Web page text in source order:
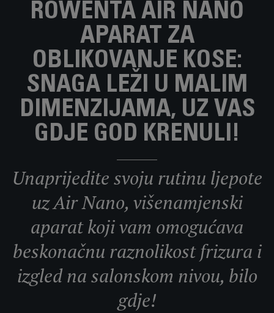
ROWENTA AIR NANO
APARAT ZA
OBLIKOVANJE KOSE:
SNAGA LEŽI U MALIM
DIMENZIJAMA, UZ VAS
GDJE GOD KRENULI!
Unaprijedite svoju rutinu ljepote
uz Air Nano, višenamjenski
aparat koji vam omogućava
beskonačnu raznolikost frizura i
izgled na salonskom nivou, bilo
gdje!